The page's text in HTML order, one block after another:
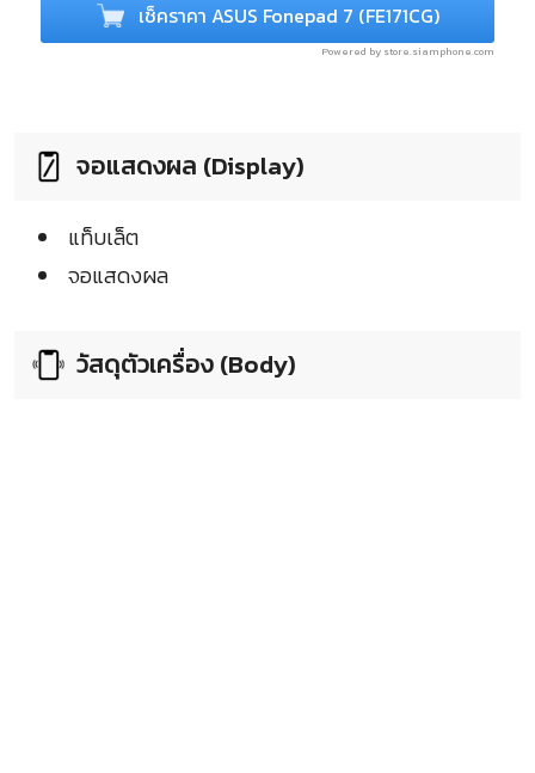
เช็คราคา ASUS Fonepad 7 (FE171CG)
Powered by store.siamphone.com
จอแสดงผล (Display)
แท็บเล็ต
จอแสดงผล
วัสดุตัวเครื่อง (Body)